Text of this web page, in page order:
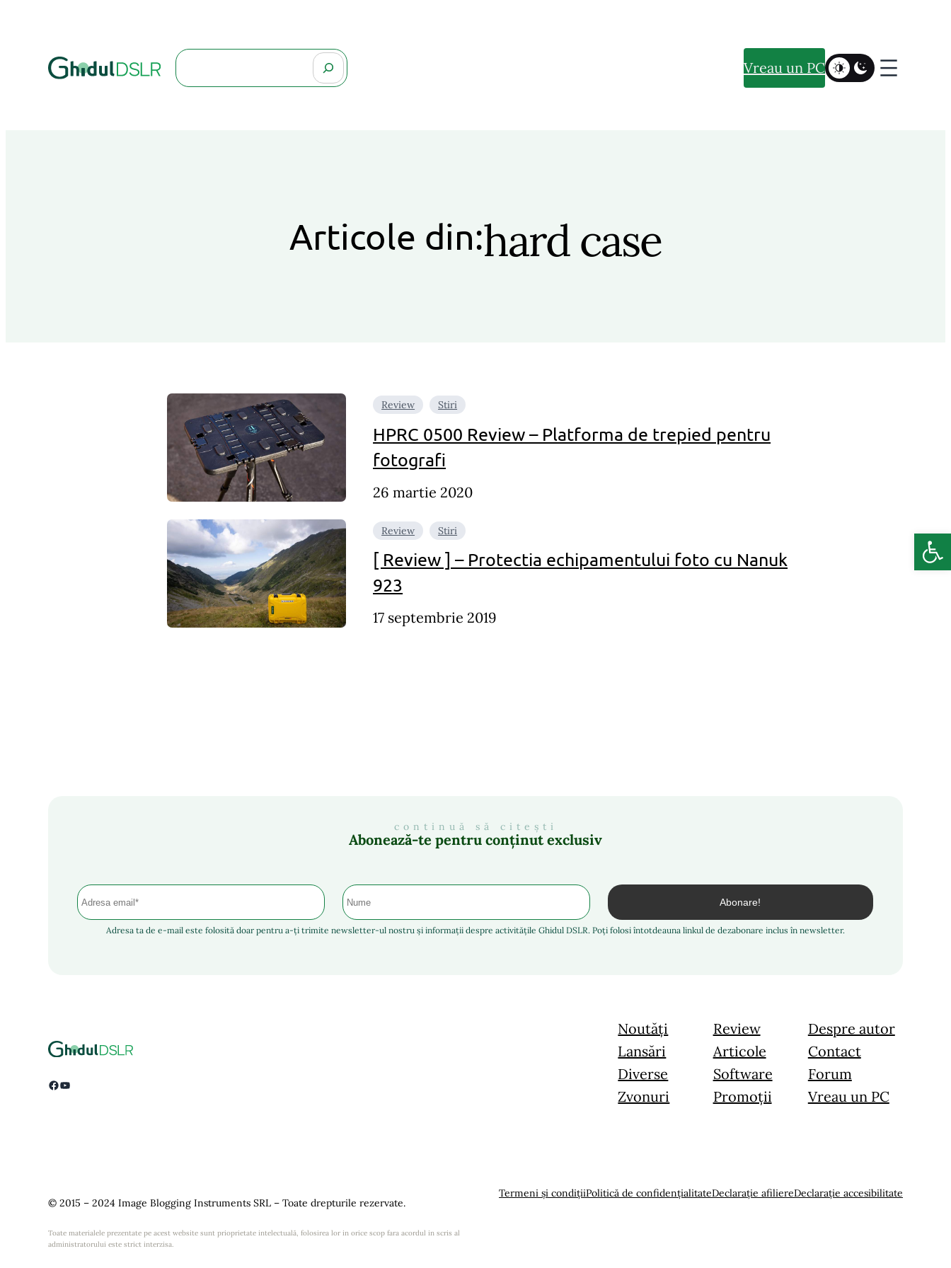
Search Vreau un PC
Articole din:hard case
Review Stiri
HPRC 0500 Review – Platforma de trepied pentru
fotografi
26 martie 2020
Review Stiri
[ Review ] – Protectia echipamentului foto cu Nanuk
923
17 septembrie 2019
continuă să citești
Abonează-te pentru conținut exclusiv
Adresa ta de e-mail este folosită doar pentru a-ți trimite newsletter-ul nostru și informații despre activitățile Ghidul DSLR. Poți folosi întotdeauna linkul de dezabonare inclus în newsletter.
Facebook YouTube
Noutăți
Lansări
Diverse
Zvonuri
Review
Articole
Software
Promoții
Despre autor
Contact
Forum
Vreau un PC
© 2015 – 2024 Image Blogging Instruments SRL – Toate drepturile rezervate.
Toate materialele prezentate pe acest website sunt prioprietate intelectuală, folosirea lor in orice scop fara acordul in scris al
administratorului este strict interzisa.
Termeni și condițiiPolitică de confidențialitateDeclarație afiliereDeclarație accesibilitate